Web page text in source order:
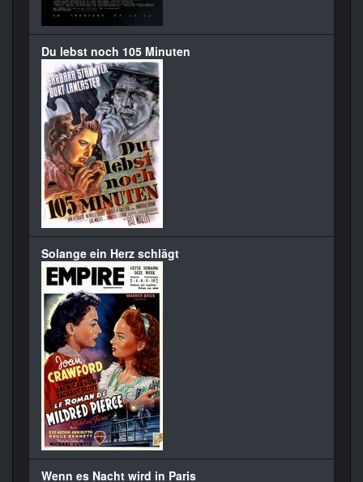
Du lebst noch 105 Minuten
Solange ein Herz schlägt
Wenn es Nacht wird in Paris